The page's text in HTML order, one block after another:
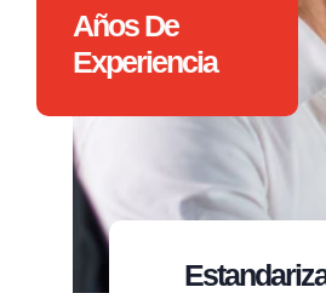
Años De
Experiencia